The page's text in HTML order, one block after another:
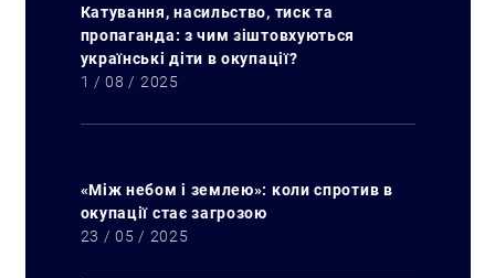
Катування, насильство, тиск та
пропаганда: з чим зіштовхуються
українські діти в окупації?
1 / 08 / 2025
«Між небом і землею»: коли спротив в
окупації стає загрозою
23 / 05 / 2025